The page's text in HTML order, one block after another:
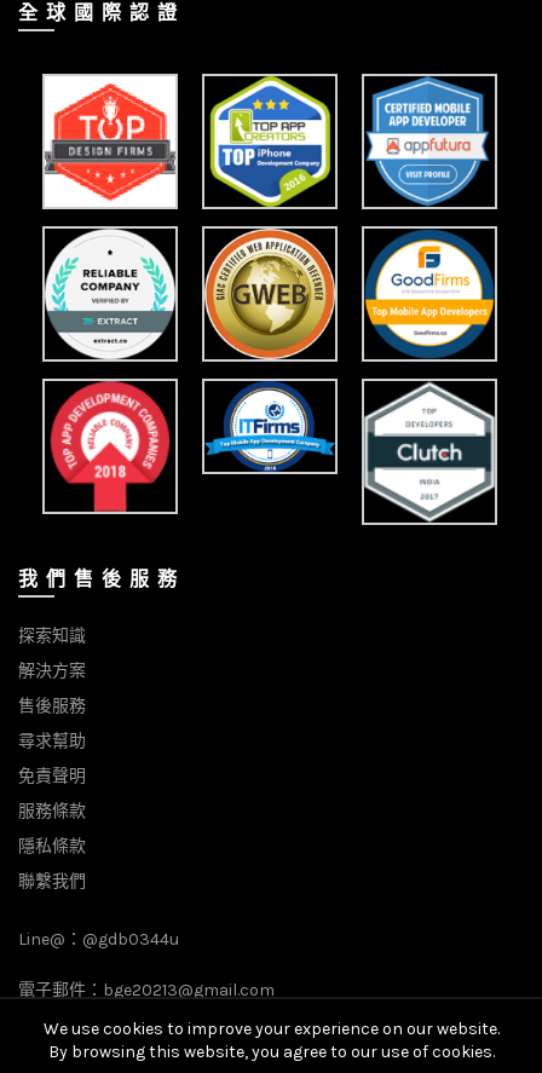
全 球 國 際 認 證
我 們 售 後 服 務
探索知識
解決方案
售後服務
尋求幫助
免責聲明
服務條款
隱私條款
聯繫我們
Line@： @gdb0344u
電子郵件： bge20213@gmail.com
We use cookies to improve your experience on our website.
By browsing this website, you agree to our use of cookies.